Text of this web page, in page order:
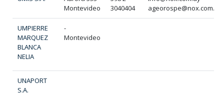
Montevideo
3040404
ageorospe@nox.com.uy
UMPIERRE
MARQUEZ
BLANCA
NELIA
-
Montevideo
UNAPORT
S.A.